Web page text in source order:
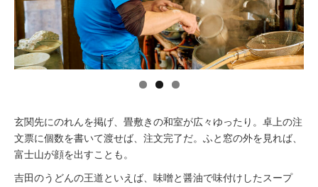
イベント情報
おしらせ
玄関先にのれんを掲げ、畳敷きの和室が広々ゆったり。卓上の注
文票に個数を書いて渡せば、注文完了だ。ふと窓の外を見れば、
富士山が顔を出すことも。
吉田のうどんの王道といえば、味噌と醤油で味付けしたスープ